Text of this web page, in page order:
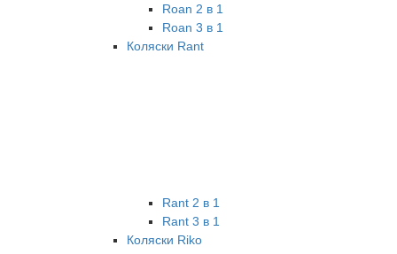
Roan 2 в 1
Roan 3 в 1
Коляски Rant
Rant 2 в 1
Rant 3 в 1
Коляски Riko